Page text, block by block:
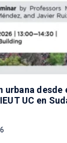
urbana desde
UC en